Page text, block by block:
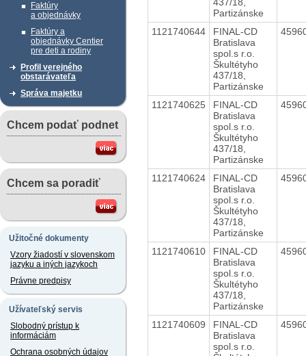
Faktúry
a objednávky
Faktúry a
objednávky Centier
pre deti a rodiny
Profil verejného
obstarávateľa
Správa majetku
Chcem podať podnet
Chcem sa poradiť
Užitočné dokumenty
Vzory žiadostí v slovenskom
jazyku a iných jazykoch
Právne predpisy
Užívateľský servis
Slobodný prístup k
informáciám
Ochrana osobných údajov
Partizánske
1121740644
FINAL-CD
Bratislava
spol.s r.o.
Škultétyho
437/18,
Partizánske
1121740625
FINAL-CD
Bratislava
spol.s r.o.
Škultétyho
437/18,
Partizánske
1121740624
FINAL-CD
Bratislava
spol.s r.o.
Škultétyho
437/18,
Partizánske
1121740610
FINAL-CD
Bratislava
spol.s r.o.
Škultétyho
437/18,
Partizánske
1121740609
FINAL-CD
Bratislava
spol.s r.o.